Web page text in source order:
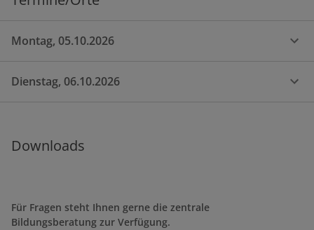
Montag, 05.10.2026
Dienstag, 06.10.2026
Downloads
Für Fragen steht Ihnen gerne die zentrale
Bildungsberatung zur Verfügung.